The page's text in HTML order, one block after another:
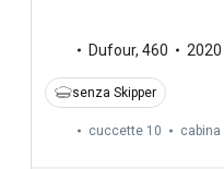
Dufour, 460 2020
senza Skipper
cuccette 10 cabina